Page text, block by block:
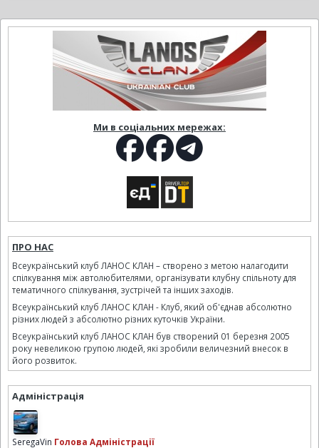
Ми в соціальних мережах:
ПРО НАС
Всеукраїнський клуб ЛАНОС КЛАН – створено з метою налагодити
спілкування між автолюбителями, організувати клубну спільноту для
тематичного спілкування, зустрічей та інших заходів.
Всеукраїнський клуб ЛАНОС КЛАН - Клуб, який об'єднав абсолютно
різних людей з абсолютно різних куточків України.
Всеукраїнський клуб ЛАНОС КЛАН був створений 01 березня 2005
року невеликою групою людей, які зробили величезний внесок в
його розвиток.
Адміністрація
SeregaVin Голова Адміністрації